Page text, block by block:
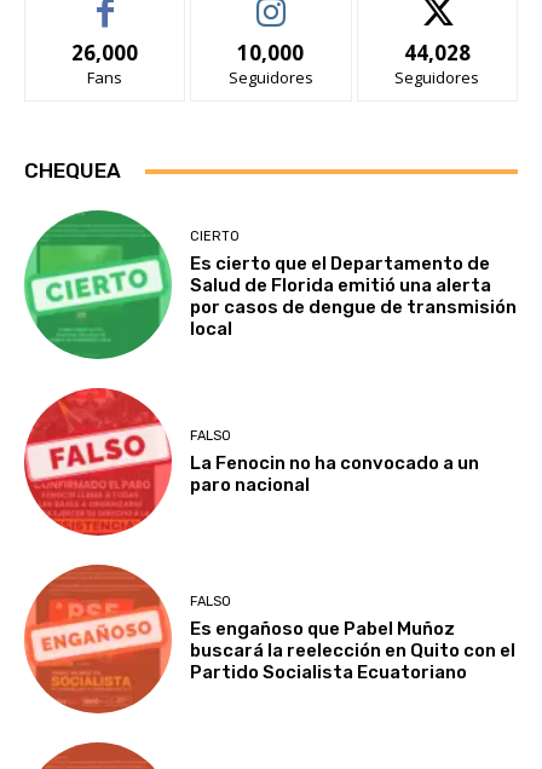
26,000
Fans
10,000
Seguidores
44,028
Seguidores
CHEQUEA
CIERTO
Es cierto que el Departamento de
Salud de Florida emitió una alerta
por casos de dengue de transmisión
local
FALSO
La Fenocin no ha convocado a un
paro nacional
FALSO
Es engañoso que Pabel Muñoz
buscará la reelección en Quito con el
Partido Socialista Ecuatoriano